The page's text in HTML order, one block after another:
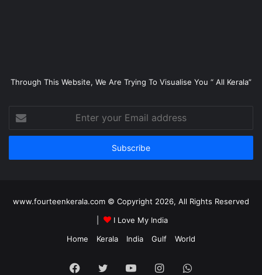
Through This Website, We Are Trying To Visualise You “ All Kerala”
your
Email
www.fourteenkerala.com © Copyright 2026, All Rights Reserved
I Love My India
Home
Kerala India Gulf World
Facebook
TwitterYouTubeInstagramWhatsApp